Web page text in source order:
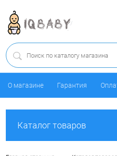
О магазине Гарантия
Каталог товаров